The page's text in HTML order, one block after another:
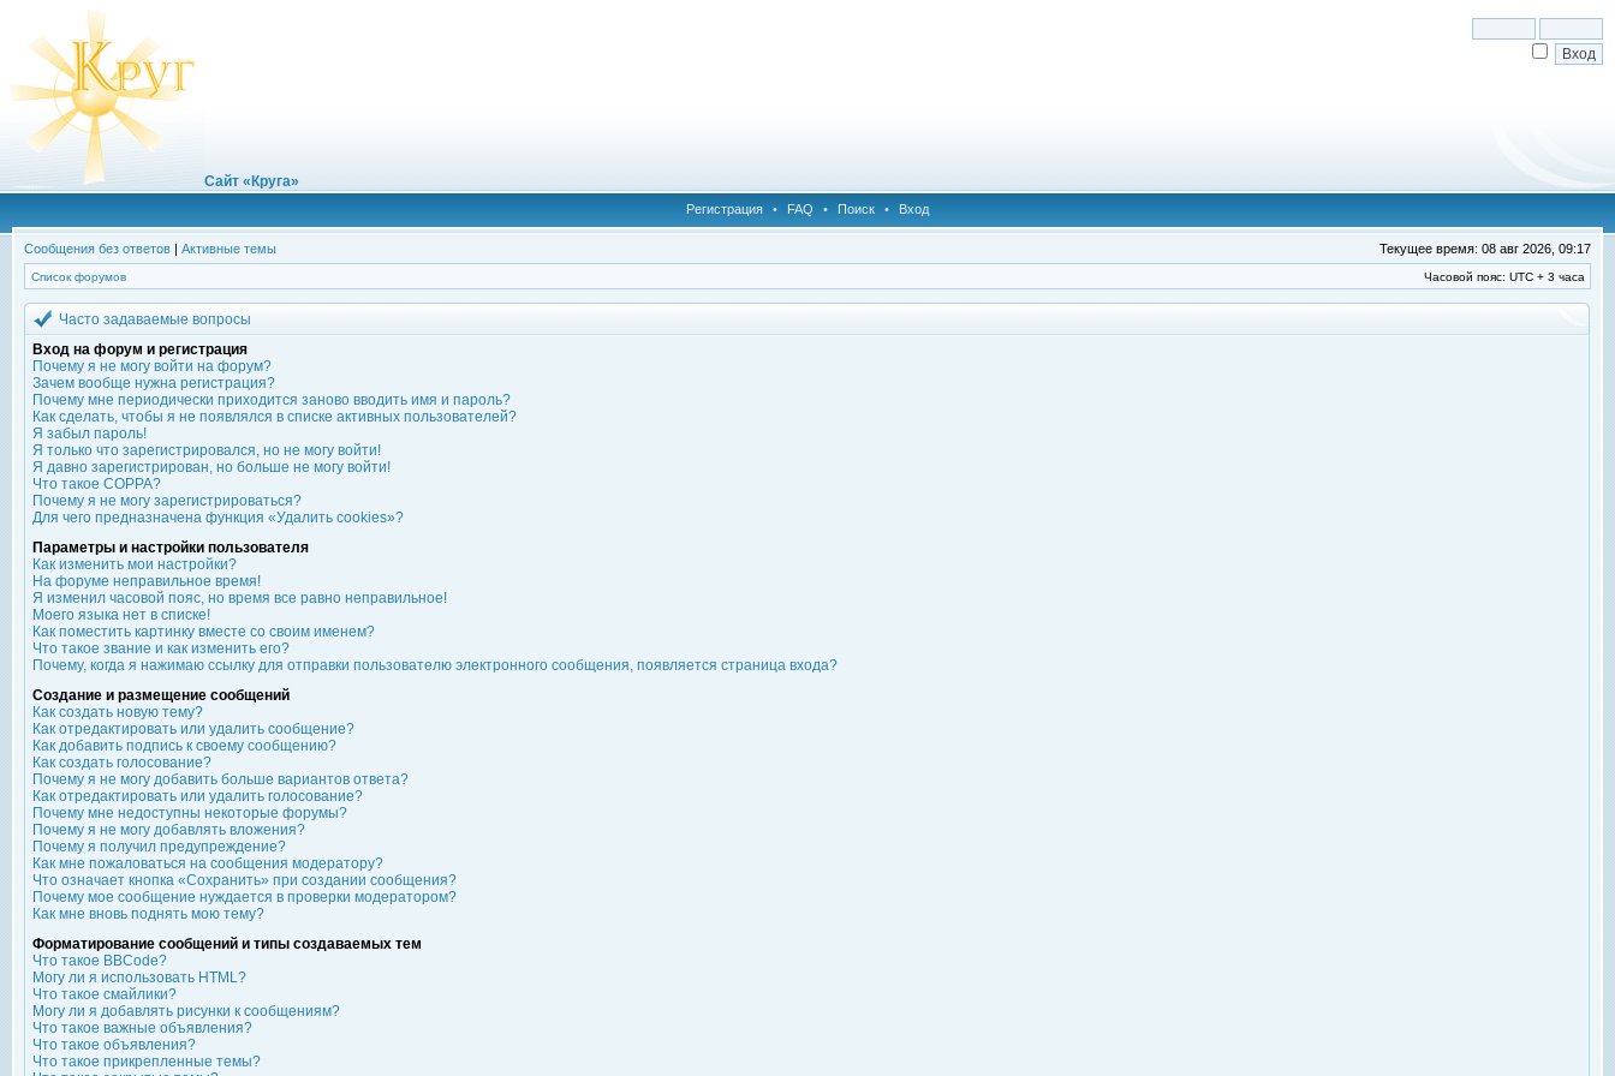
Сайт «Круга»
Регистрация • FAQ • Поиск • Вход
Сообщения без ответов | Активные темы Текущее время: 08 авг 2026, 09:17
Список форумов Часовой пояс: UTC + 3 часа
Часто задаваемые вопросы
Вход на форум и регистрация
Почему я не могу войти на форум?
Зачем вообще нужна регистрация?
Почему мне периодически приходится заново вводить имя и пароль?
Как сделать, чтобы я не появлялся в списке активных пользователей?
Я забыл пароль!
Я только что зарегистрировался, но не могу войти!
Я давно зарегистрирован, но больше не могу войти!
Что такое COPPA?
Почему я не могу зарегистрироваться?
Для чего предназначена функция «Удалить cookies»?
Параметры и настройки пользователя
Как изменить мои настройки?
На форуме неправильное время!
Я изменил часовой пояс, но время все равно неправильное!
Моего языка нет в списке!
Как поместить картинку вместе со своим именем?
Что такое звание и как изменить его?
Почему, когда я нажимаю ссылку для отправки пользователю электронного сообщения, появляется страница входа?
Создание и размещение сообщений
Как создать новую тему?
Как отредактировать или удалить сообщение?
Как добавить подпись к своему сообщению?
Как создать голосование?
Почему я не могу добавить больше вариантов ответа?
Как отредактировать или удалить голосование?
Почему мне недоступны некоторые форумы?
Почему я не могу добавлять вложения?
Почему я получил предупреждение?
Как мне пожаловаться на сообщения модератору?
Что означает кнопка «Сохранить» при создании сообщения?
Почему мое сообщение нуждается в проверки модератором?
Как мне вновь поднять мою тему?
Форматирование сообщений и типы создаваемых тем
Что такое BBCode?
Могу ли я использовать HTML?
Что такое смайлики?
Могу ли я добавлять рисунки к сообщениям?
Что такое важные объявления?
Что такое объявления?
Что такое прикрепленные темы?